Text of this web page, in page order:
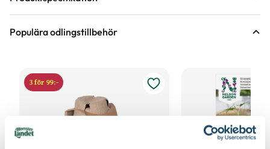
Material Plast metall
Varumärke Allox
Populära odlingstillbehör
3 för 99:-